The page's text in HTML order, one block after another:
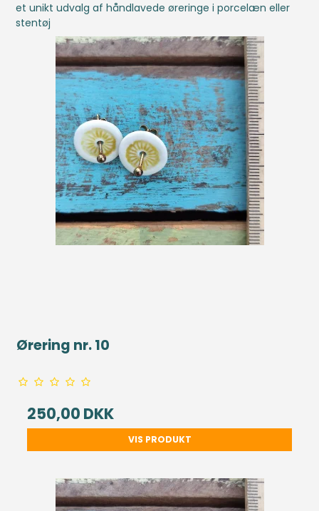
et unikt udvalg af håndlavede øreringe i porcelæn eller
stentøj
Ørering nr. 10
250,00 DKK
VIS PRODUKT